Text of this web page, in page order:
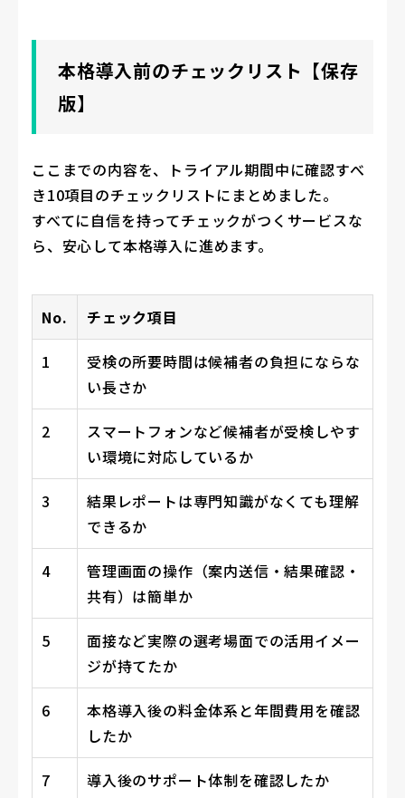
本格導入前のチェックリスト【保存
版】
ここまでの内容を、トライアル期間中に確認すべ
き10項目のチェックリストにまとめました。
すべてに自信を持ってチェックがつくサービスな
ら、安心して本格導入に進めます。
No. チェック項目
1
受検の所要時間は候補者の負担にならな
い長さか
2
スマートフォンなど候補者が受検しやす
い環境に対応しているか
3
結果レポートは専門知識がなくても理解
できるか
4
管理画面の操作（案内送信・結果確認・
共有）は簡単か
5
面接など実際の選考場面での活用イメー
ジが持てたか
6
本格導入後の料金体系と年間費用を確認
したか
7 導入後のサポート体制を確認したか